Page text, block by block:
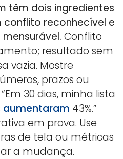
têm dois ingredientes
conflito reconhecível e
Conflito
resultado sem
vazia. Mostre
prazos ou
30 dias, minha lista
aumentaram 43%.”
em prova. Use
de tela ou métricas
a mudança.